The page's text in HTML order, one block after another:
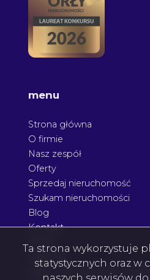
menu
Strona główna
O firmie
Nasz zespół
Oferty
Sprzedaj nieruchomość
Szukam nieruchomości
Blog
Kontakt
Agent nieruchomości
Ta strona wykorzystuje
statystycznych oraz w
naszych serwisów